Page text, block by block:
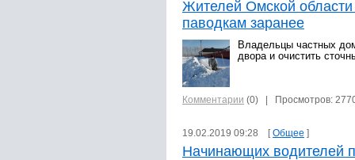
Жителей Омской области
паводкам заранее
Владельцы частных
двора и очистить
Комментарии (0) | Просмотров:
19.02.2019 09:28 [Общее ]
Начинающих водителей